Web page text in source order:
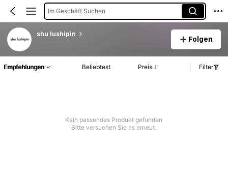
Im Geschäft Suchen
shu lushipin
Folgen
Empfehlungen Beliebtest Preis Filter
Kein passendes Produkt gefunden
Bitte versuchen Sie es erneut.